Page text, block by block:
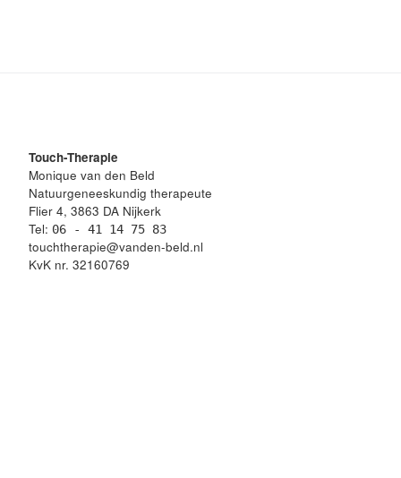
Touch-Therapie
Monique van den Beld
Natuurgeneeskundig therapeute
Flier 4, 3863 DA Nijkerk
Tel: 06 - 41 14 75 83
touchtherapie@vanden-beld.nl
KvK nr. 32160769